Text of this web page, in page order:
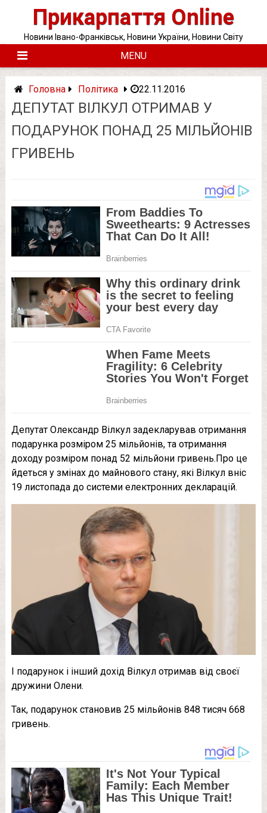
Прикарпаття Online
Новини Івано-Франківськ, Новини України, Новини Світу
MENU
Головна Політика 22.11.2016
ДЕПУТАТ ВІЛКУЛ ОТРИМАВ У
ПОДАРУНОК ПОНАД 25 МІЛЬЙОНІВ
ГРИВЕНЬ
Депутат Олександр Вілкул задекларував отримання
подарунка розміром 25 мільйонів, та отримання
доходу розміром понад 52 мільйони гривень.Про це
йдеться у змінах до майнового стану, які Вілкул вніс
19 листопада до системи електронних декларацій.
І подарунок і інший дохід Вілкул отримав від своєї
дружини Олени.
Так, подарунок становив 25 мільйонів 848 тисяч 668
гривень.